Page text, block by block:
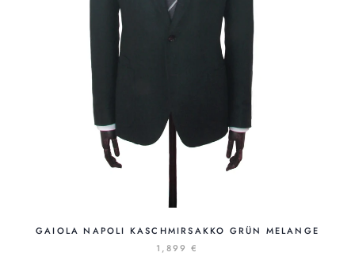
GAIOLA NAPOLI KASCHMIRSAKKO GRÜN MELANGE
1,899 €